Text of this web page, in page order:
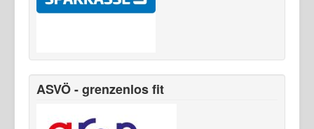
ASVÖ - grenzenlos fit